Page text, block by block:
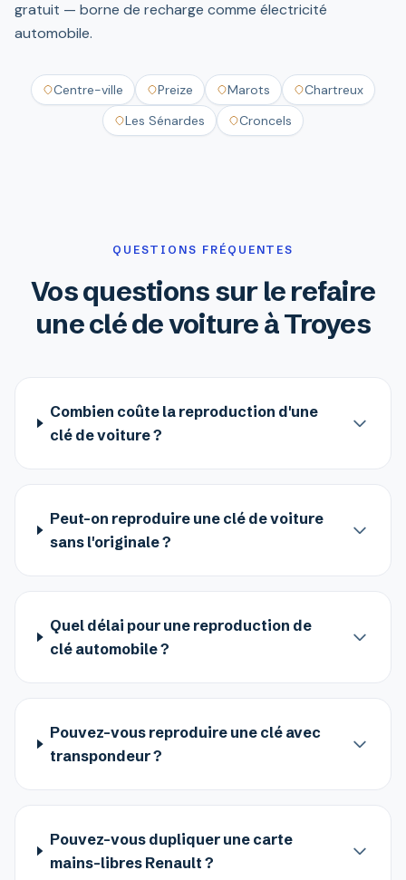
gratuit — borne de recharge comme électricité
automobile.
Centre-ville Preize Marots
Chartreux
Les Sénardes
Croncels
QUESTIONS FRÉQUENTES
Vos questions sur le refaire
une clé de voiture à Troyes
Combien coûte la reproduction d'une
clé de voiture ?
Peut-on reproduire une clé de voiture
sans l'originale ?
Quel délai pour une reproduction de
clé automobile ?
Pouvez-vous reproduire une clé avec
transpondeur ?
Pouvez-vous dupliquer une carte
mains-libres Renault ?